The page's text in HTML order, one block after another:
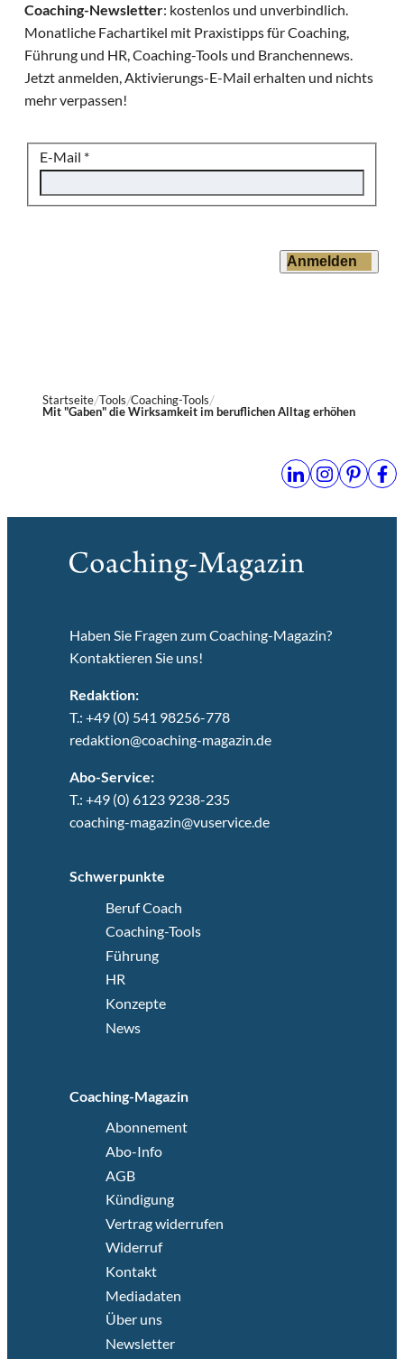
Coaching-Newsletter: kostenlos und unverbindlich.
Monatliche Fachartikel mit Praxistipps für Coaching,
Führung und HR, Coaching-Tools und Branchennews.
Jetzt anmelden, Aktivierungs-E-Mail erhalten und nichts
mehr verpassen!
E-Mail *
Anmelden
Startseite Tools Coaching-Tools
Mit "Gaben" die Wirksamkeit im beruflichen Alltag erhöhen
Haben Sie Fragen zum Coaching-Magazin?
Kontaktieren Sie uns!
Redaktion:
T.: +49 (0) 541 98256-778
redaktion@coaching-magazin.de
Abo-Service:
T.: +49 (0) 6123 9238-235
coaching-magazin@vuservice.de
Schwerpunkte
Beruf Coach
Coaching-Tools
Führung
HR
Konzepte
News
Coaching-Magazin
Abonnement
Abo-Info
AGB
Kündigung
Vertrag widerrufen
Widerruf
Kontakt
Mediadaten
Über uns
Newsletter